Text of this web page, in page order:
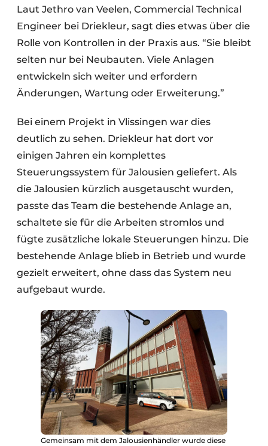
Laut Jethro van Veelen, Commercial Technical
Engineer bei Driekleur, sagt dies etwas über die
Rolle von Kontrollen in der Praxis aus. “Sie bleibt
selten nur bei Neubauten. Viele Anlagen
entwickeln sich weiter und erfordern
Änderungen, Wartung oder Erweiterung.”
Bei einem Projekt in Vlissingen war dies
deutlich zu sehen. Driekleur hat dort vor
einigen Jahren ein komplettes
Steuerungssystem für Jalousien geliefert. Als
die Jalousien kürzlich ausgetauscht wurden,
passte das Team die bestehende Anlage an,
schaltete sie für die Arbeiten stromlos und
fügte zusätzliche lokale Steuerungen hinzu. Die
bestehende Anlage blieb in Betrieb und wurde
gezielt erweitert, ohne dass das System neu
aufgebaut wurde.
Gemeinsam mit dem Jalousienhändler wurde diese